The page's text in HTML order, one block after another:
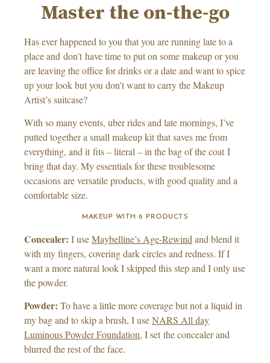
Master the on-the-go
Has ever happened to you that you are running late to a
place and don’t have time to put on some makeup or you
are leaving the office for drinks or a date and want to spice
up your look but you don’t want to carry the Makeup
Artist’s suitcase?
With so many events, uber rides and late mornings, I’ve
putted together a small makeup kit that saves me from
everything, and it fits – literal – in the bag of the coat I
bring that day. My essentials for these troublesome
occasions are versatile products, with good quality and a
comfortable size.
MAKEUP WITH 6 PRODUCTS
Concealer: I useMaybelline’s Age-Rewind and blend it
with my fingers, covering dark circles and redness. If I
want a more natural look I skipped this step and I only use
the powder.
Powder: To have a little more coverage but not a liquid in
my bag and to skip a brush, I useNARS All day
Luminous Powder Foundation, I set the concealer and
blurred the rest of the face.